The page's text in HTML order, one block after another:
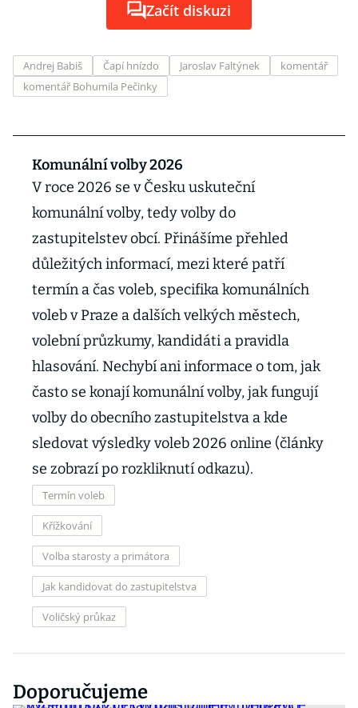
Začít diskuzi
Andrej Babiš Čapí hnízdo Jaroslav Faltýnek
komentář
komentář Bohumila Pečinky
Komunální volby 2026
V roce 2026 se v Česku uskuteční
komunální volby, tedy volby do
zastupitelstev obcí. Přinášíme přehled
důležitých informací, mezi které patří
termín a čas voleb, specifika komunálních
voleb v Praze a dalších velkých městech,
volební průzkumy, kandidáti a pravidla
hlasování. Nechybí ani informace o tom, jak
často se konají komunální volby, jak fungují
volby do obecního zastupitelstva a kde
sledovat výsledky voleb 2026 online (články
se zobrazí po rozkliknutí odkazu).
Termín voleb
Křížkování
Volba starosty a primátora
Jak kandidovat do zastupitelstva
Voličský průkaz
Doporučujeme